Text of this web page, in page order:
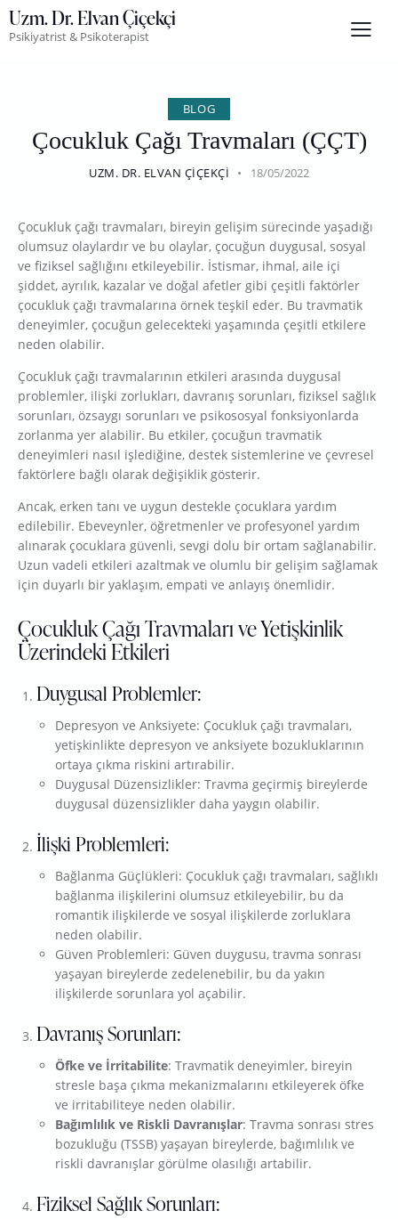
Uzm. Dr. Elvan Çiçekçi
Psikiyatrist & Psikoterapist
BLOG
Çocukluk Çağı Travmaları (ÇÇT)
UZM. DR. ELVAN ÇIÇEKÇI 18/05/2022
Çocukluk çağı travmaları, bireyin gelişim sürecinde yaşadığı
olumsuz olaylardır ve bu olaylar, çocuğun duygusal, sosyal
ve fiziksel sağlığını etkileyebilir. İstismar, ihmal, aile içi
şiddet, ayrılık, kazalar ve doğal afetler gibi çeşitli faktörler
çocukluk çağı travmalarına örnek teşkil eder. Bu travmatik
deneyimler, çocuğun gelecekteki yaşamında çeşitli etkilere
neden olabilir.
Çocukluk çağı travmalarının etkileri arasında duygusal
problemler, ilişki zorlukları, davranış sorunları, fiziksel sağlık
sorunları, özsaygı sorunları ve psikososyal fonksiyonlarda
zorlanma yer alabilir. Bu etkiler, çocuğun travmatik
deneyimleri nasıl işlediğine, destek sistemlerine ve çevresel
faktörlere bağlı olarak değişiklik gösterir.
Ancak, erken tanı ve uygun destekle çocuklara yardım
edilebilir. Ebeveynler, öğretmenler ve profesyonel yardım
alınarak çocuklara güvenli, sevgi dolu bir ortam sağlanabilir.
Uzun vadeli etkileri azaltmak ve olumlu bir gelişim sağlamak
için duyarlı bir yaklaşım, empati ve anlayış önemlidir.
Çocukluk Çağı Travmaları ve Yetişkinlik
Üzerindeki Etkileri
Duygusal Problemler:
Depresyon ve Anksiyete: Çocukluk çağı travmaları,
yetişkinlikte depresyon ve anksiyete bozukluklarının
ortaya çıkma riskini artırabilir.
Duygusal Düzensizlikler: Travma geçirmiş bireylerde
duygusal düzensizlikler daha yaygın olabilir.
İlişki Problemleri:
Bağlanma Güçlükleri: Çocukluk çağı travmaları, sağlıklı
bağlanma ilişkilerini olumsuz etkileyebilir, bu da
romantik ilişkilerde ve sosyal ilişkilerde zorluklara
neden olabilir.
Güven Problemleri: Güven duygusu, travma sonrası
yaşayan bireylerde zedelenebilir, bu da yakın
ilişkilerde sorunlara yol açabilir.
Davranış Sorunları:
Öfke ve İrritabilite: Travmatik deneyimler, bireyin
stresle başa çıkma mekanizmalarını etkileyerek öfke
ve irritabiliteye neden olabilir.
Bağımlılık ve Riskli Davranışlar: Travma sonrası stres
bozukluğu (TSSB) yaşayan bireylerde, bağımlılık ve
riskli davranışlar görülme olasılığı artabilir.
Fiziksel Sağlık Sorunları: